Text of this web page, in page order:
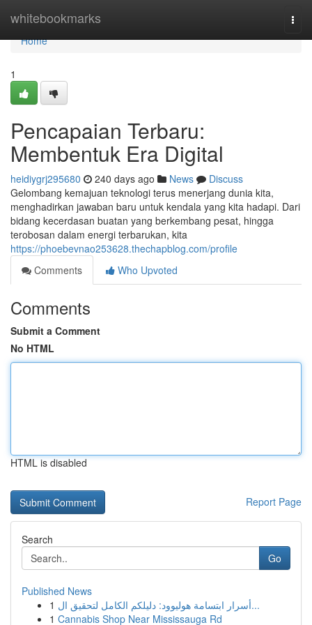
whitebookmarks
Home
Home
1
Pencapaian Terbaru:
Membentuk Era Digital
heidiygrj295680 240 days ago News
Discuss
Gelombang kemajuan teknologi terus menerjang dunia kita,
menghadirkan jawaban baru untuk kendala yang kita hadapi. Dari
bidang kecerdasan buatan yang berkembang pesat, hingga
terobosan dalam energi terbarukan, kita
https://phoebevnao253628.thechapblog.com/profile
Comments
Who Upvoted
Comments
Submit a Comment
No HTML
HTML is disabled
Report Page
Search
Go
Published News
1
أسرار ابتسامة هوليوود: دليلكم الكامل لتحقيق ال...
1 Cannabis Shop Near Mississauga Rd